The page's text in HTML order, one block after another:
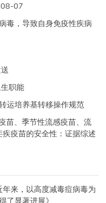
08-07
毒，导致自身免疫性疾病
职能
运培养基转移操作规范
苗、季节性流感疫苗、流
疫苗的安全性：证据综述
年来，以高度减毒痘病毒为
了显著进展》